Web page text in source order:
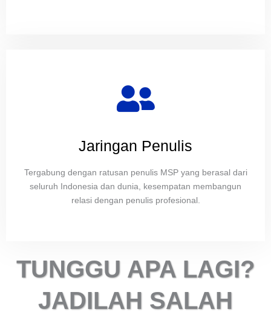
Jaringan Penulis
Tergabung dengan ratusan penulis MSP yang berasal dari
seluruh Indonesia dan dunia, kesempatan membangun
relasi dengan penulis profesional.
TUNGGU APA LAGI?
JADILAH SALAH